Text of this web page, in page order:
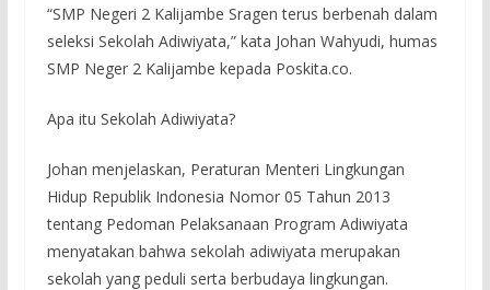
“SMP Negeri 2 Kalijambe Sragen terus berbenah dalam
seleksi Sekolah Adiwiyata,” kata Johan Wahyudi, humas
SMP Neger 2 Kalijambe kepada Poskita.co.
Apa itu Sekolah Adiwiyata?
Johan menjelaskan, Peraturan Menteri Lingkungan
Hidup Republik Indonesia Nomor 05 Tahun 2013
tentang Pedoman Pelaksanaan Program Adiwiyata
menyatakan bahwa sekolah adiwiyata merupakan
sekolah yang peduli serta berbudaya lingkungan.